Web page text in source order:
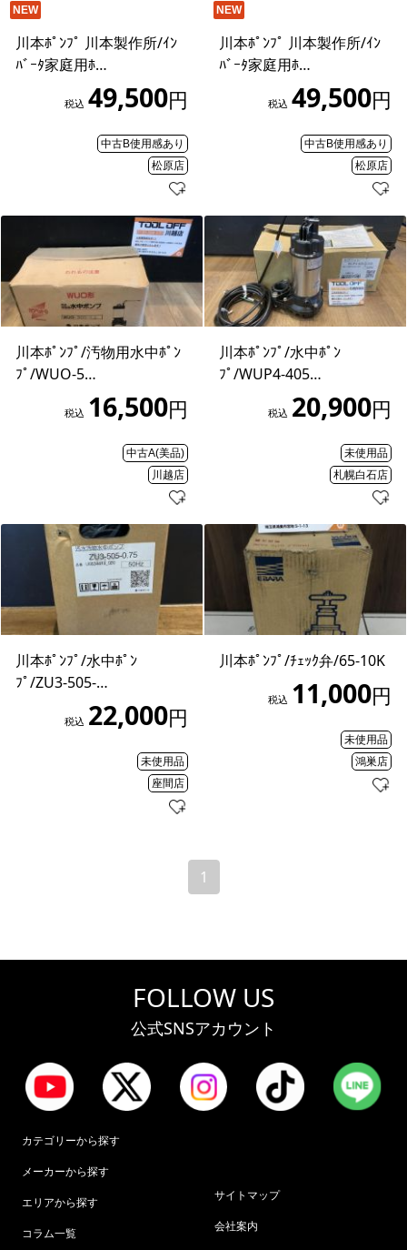
NEW
川本ﾎﾟﾝﾌﾟ 川本製作所/ｲﾝ
ﾊﾞｰﾀ家庭用ﾎ…
税込 49,500円
中古B使用感あり
松原店
NEW
川本ﾎﾟﾝﾌﾟ 川本製作所/ｲﾝ
ﾊﾞｰﾀ家庭用ﾎ…
税込 49,500円
中古B使用感あり
松原店
川本ﾎﾟﾝﾌﾟ/汚物用水中ﾎﾟﾝ
ﾌﾟ/WUO-5…
税込 16,500円
中古A(美品)
川越店
川本ﾎﾟﾝﾌﾟ/水中ﾎﾟﾝ
ﾌﾟ/WUP4-405…
税込 20,900円
未使用品
札幌白石店
川本ﾎﾟﾝﾌﾟ/水中ﾎﾟﾝ
ﾌﾟ/ZU3-505-…
税込 22,000円
未使用品
座間店
川本ﾎﾟﾝﾌﾟ/ﾁｪｯｸ弁/65-10K
税込 11,000円
未使用品
鴻巣店
1
FOLLOW US
公式SNSアカウント
カテゴリーから探す
メーカーから探す
エリアから探す
コラム一覧
サイトマップ
会社案内